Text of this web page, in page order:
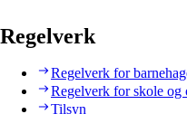
Regelverk
Regelverk for
Regelverk for skole
Tilsyn